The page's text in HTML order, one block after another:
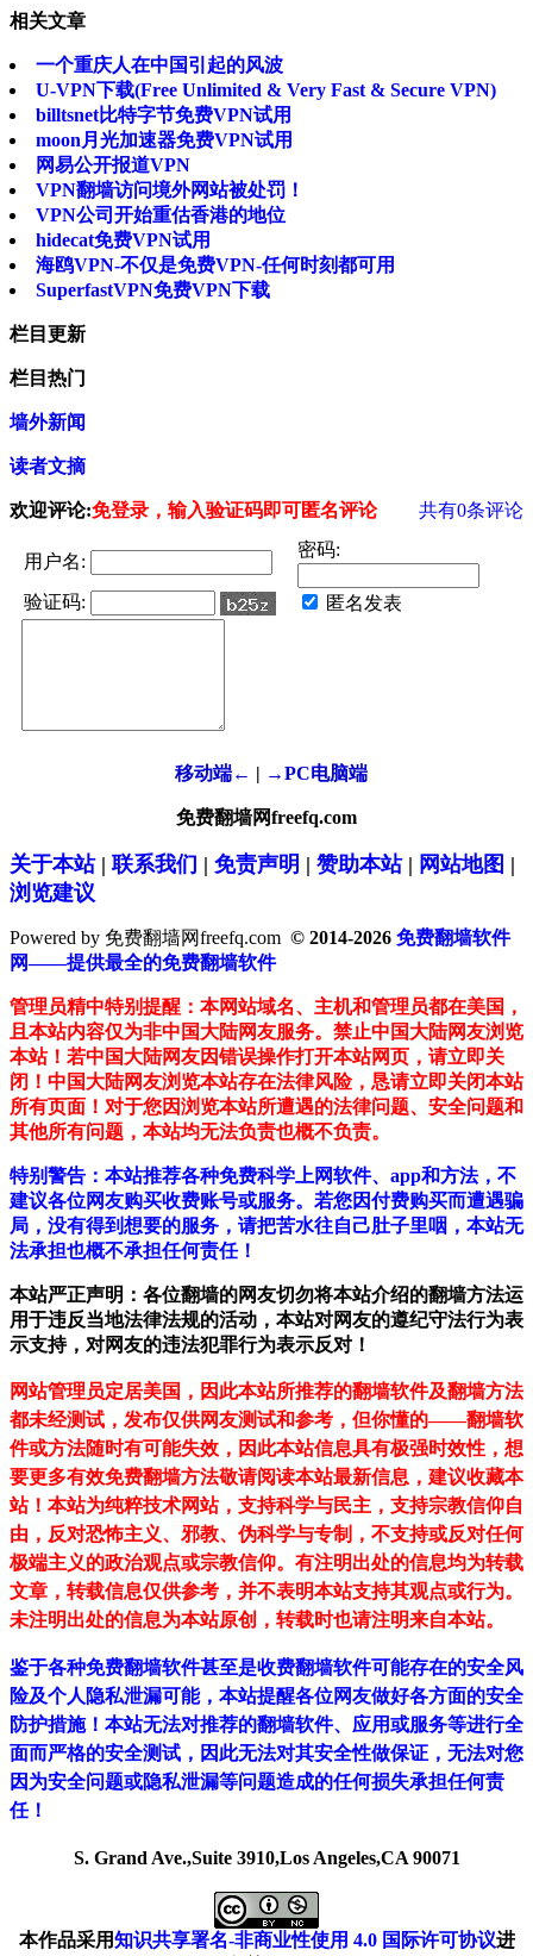
相关文章
一个重庆人在中国引起的风波
U-VPN下载(Free Unlimited & Very Fast & Secure VPN)
billtsnet比特字节免费VPN试用
moon月光加速器免费VPN试用
网易公开报道VPN
VPN翻墙访问境外网站被处罚！
VPN公司开始重估香港的地位
hidecat免费VPN试用
海鸥VPN-不仅是免费VPN-任何时刻都可用
SuperfastVPN免费VPN下载
栏目更新
栏目热门
墙外新闻
读者文摘
欢迎评论:免登录，输入验证码即可匿名评论 共有0条评论
用户名:
密码:
验证码: 匿名发表
移动端← | →PC电脑端
免费翻墙网freefq.com
关于本站| 联系我们 | 免责声明 | 赞助本站| 网站地图 |
浏览建议
Powered by 免费翻墙网freefq.com © 2014-2026 免费翻墙软件
网——提供最全的免费翻墙软件
管理员精中特别提醒：本网站域名、主机和管理员都在美国，
且本站内容仅为非中国大陆网友服务。禁止中国大陆网友浏览
本站！若中国大陆网友因错误操作打开本站网页，请立即关
闭！中国大陆网友浏览本站存在法律风险，恳请立即关闭本站
所有页面！对于您因浏览本站所遭遇的法律问题、安全问题和
其他所有问题，本站均无法负责也概不负责。
特别警告：本站推荐各种免费科学上网软件、app和方法，不
建议各位网友购买收费账号或服务。若您因付费购买而遭遇骗
局，没有得到想要的服务，请把苦水往自己肚子里咽，本站无
法承担也概不承担任何责任！
本站严正声明：各位翻墙的网友切勿将本站介绍的翻墙方法运
用于违反当地法律法规的活动，本站对网友的遵纪守法行为表
示支持，对网友的违法犯罪行为表示反对！
网站管理员定居美国，因此本站所推荐的翻墙软件及翻墙方法
都未经测试，发布仅供网友测试和参考，但你懂的——翻墙软
件或方法随时有可能失效，因此本站信息具有极强时效性，想
要更多有效免费翻墙方法敬请阅读本站最新信息，建议收藏本
站！ 本站为纯粹技术网站，支持科学与民主，支持宗教信仰自
由，反对恐怖主义、邪教、伪科学与专制，不支持或反对任何
极端主义的政治观点或宗教信仰。有注明出处的信息均为转载
文章，转载信息仅供参考，并不表明本站支持其观点或行为。
未注明出处的信息为本站原创，转载时也请注明来自本站。
鉴于各种免费翻墙软件甚至是收费翻墙软件可能存在的安全风
险及个人隐私泄漏可能，本站提醒各位网友做好各方面的安全
防护措施！本站无法对推荐的翻墙软件、应用或服务等进行全
面而严格的安全测试，因此无法对其安全性做保证，无法对您
因为安全问题或隐私泄漏等问题造成的任何损失承担任何责
任！
S. Grand Ave.,Suite 3910,Los Angeles,CA 90071
本作品采用知识共享署名-非商业性使用 4.0 国际许可协议进